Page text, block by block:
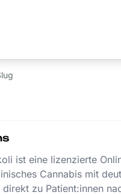
ist eine lizenzierte
Cannabis mit
zu Patient:innen